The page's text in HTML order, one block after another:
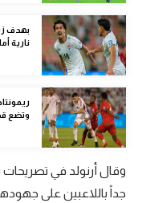
كرة طائرة
الوطن العربي
رياضة نسائية
آسيا
أمريكا
بهدف
نارية
وتضع
وقال أرنولد في تصريحات
جداً باللاعبين على